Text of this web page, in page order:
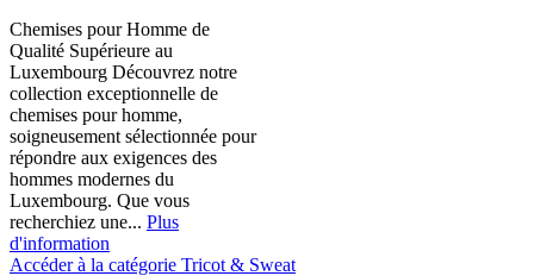
Chemises pour Homme de
Qualité Supérieure au
Luxembourg Découvrez notre
collection exceptionnelle de
chemises pour homme,
soigneusement sélectionnée pour
répondre aux exigences des
hommes modernes du
Luxembourg. Que vous
recherchiez une... Plus
d'information
Accéder à la catégorie Tricot & Sweat